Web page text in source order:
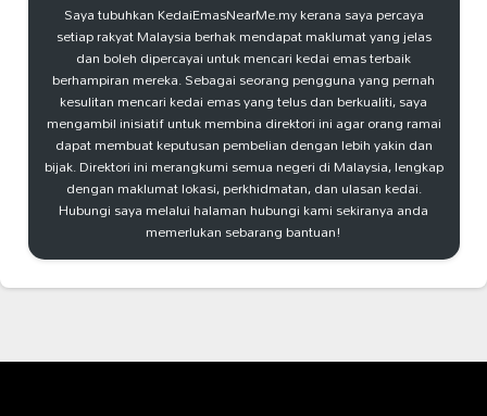
Saya tubuhkan KedaiEmasNearMe.my kerana saya percaya
setiap rakyat Malaysia berhak mendapat maklumat yang jelas
dan boleh dipercayai untuk mencari kedai emas terbaik
berhampiran mereka. Sebagai seorang pengguna yang pernah
kesulitan mencari kedai emas yang telus dan berkualiti, saya
mengambil inisiatif untuk membina direktori ini agar orang ramai
dapat membuat keputusan pembelian dengan lebih yakin dan
bijak. Direktori ini merangkumi semua negeri di Malaysia, lengkap
dengan maklumat lokasi, perkhidmatan, dan ulasan kedai.
Hubungi saya melalui halaman hubungi kami sekiranya anda
memerlukan sebarang bantuan!